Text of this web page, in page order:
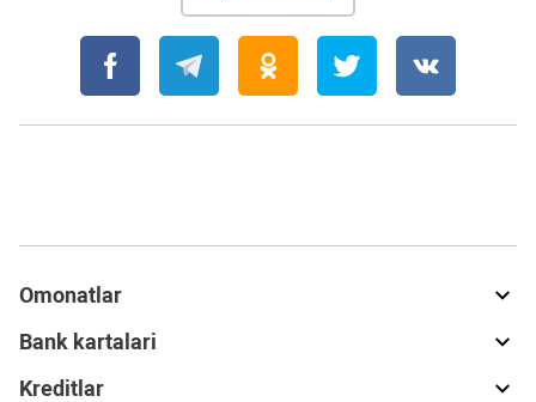
Omonatlar
Bank kartalari
Kreditlar